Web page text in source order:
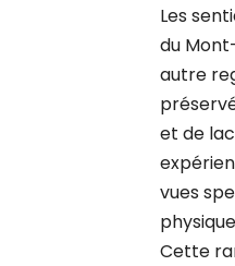
Les
du
autre
et de
vues
Cette